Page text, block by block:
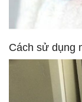
Cách sử dụng